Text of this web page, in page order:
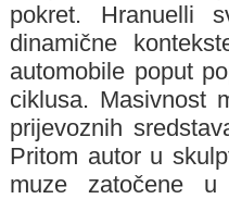
pokret. Hranuelli
dinamične
automobile poput
ciklusa. Masivnost
prijevoznih
Pritom autor u
muze zatočene